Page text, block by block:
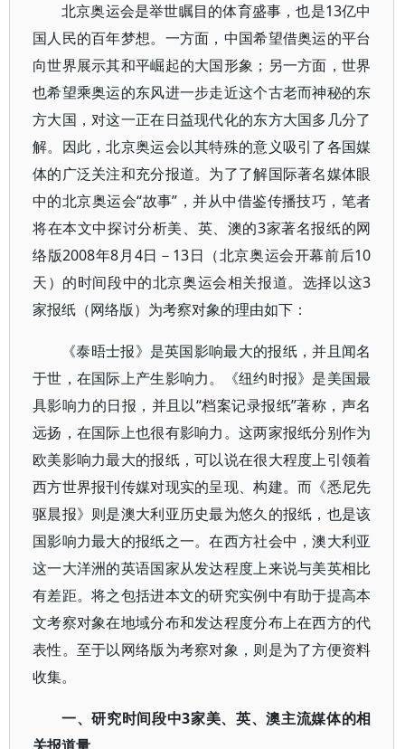
北京奥运会是举世瞩目的体育盛事，也是13亿中
国人民的百年梦想。一方面，中国希望借奥运的平台
向世界展示其和平崛起的大国形象；另一方面，世界
也希望乘奥运的东风进一步走近这个古老而神秘的东
方大国，对这一正在日益现代化的东方大国多几分了
解。因此，北京奥运会以其特殊的意义吸引了各国媒
体的广泛关注和充分报道。为了了解国际著名媒体眼
中的北京奥运会“故事”，并从中借鉴传播技巧，笔者
将在本文中探讨分析美、英、澳的3家著名报纸的网
络版2008年8月4日－13日（北京奥运会开幕前后10
天）的时间段中的北京奥运会相关报道。选择以这3
家报纸（网络版）为考察对象的理由如下：
《泰晤士报》是英国影响最大的报纸，并且闻名
于世，在国际上产生影响力。《纽约时报》是美国最
具影响力的日报，并且以“档案记录报纸”著称，声名
远扬，在国际上也很有影响力。这两家报纸分别作为
欧美影响力最大的报纸，可以说在很大程度上引领着
西方世界报刊传媒对现实的呈现、构建。而《悉尼先
驱晨报》则是澳大利亚历史最为悠久的报纸，也是该
国影响力最大的报纸之一。在西方社会中，澳大利亚
这一大洋洲的英语国家从发达程度上来说与美英相比
有差距。将之包括进本文的研究实例中有助于提高本
文考察对象在地域分布和发达程度分布上在西方的代
表性。至于以网络版为考察对象，则是为了方便资料
收集。
一、研究时间段中3家美、英、澳主流媒体的相